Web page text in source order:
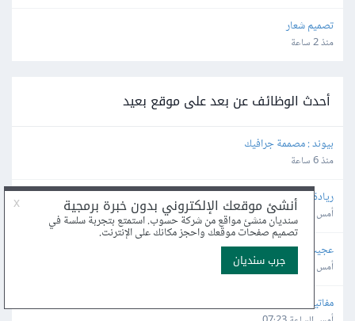
تصميم شعار
منذ 2 ساعة
أحدث الوظائف عن بعد على موقع بعيد
بيوند : مصممة جرافيك
منذ 6 ساعة
ريادة لحلول الأعمال : أخصائي تسويق رقمي وإدارة محتوى
أمس الساعة 10:56
عجيب إكسبريس للإستيراد والشحن : محاسب أول
أمس الساعة 07:33
مفاتيح Mfatyh : Social Media and Community Manager